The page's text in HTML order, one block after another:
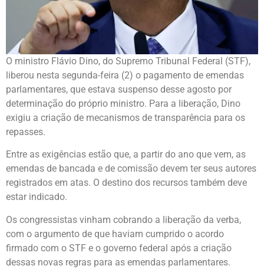
O ministro Flávio Dino, do Supremo Tribunal Federal (STF),
liberou nesta segunda-feira (2) o pagamento de emendas
parlamentares, que estava suspenso desse agosto por
determinação do próprio ministro. Para a liberação, Dino
exigiu a criação de mecanismos de transparência para os
repasses.
Entre as exigências estão que, a partir do ano que vem, as
emendas de bancada e de comissão devem ter seus autores
registrados em atas. O destino dos recursos também deve
estar indicado.
Os congressistas vinham cobrando a liberação da verba,
com o argumento de que haviam cumprido o acordo
firmado com o STF e o governo federal após a criação
dessas novas regras para as emendas parlamentares.